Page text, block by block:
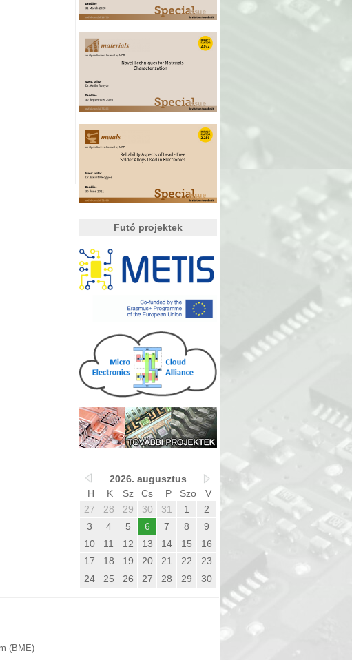
Futó projektek
2026. augusztus
H
K Sz Cs P Szo
V
27
28 29 30 31 1
2
3
4 5 6 7 8
9
10
11 12 13 14 15
16
17
18 19 20 21 22
23
24
25 26 27 28 29 30
(BME)